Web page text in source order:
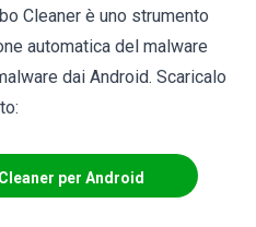
Cleaner è uno strumento
automatica del malware
dai Android. Scaricalo
per Android